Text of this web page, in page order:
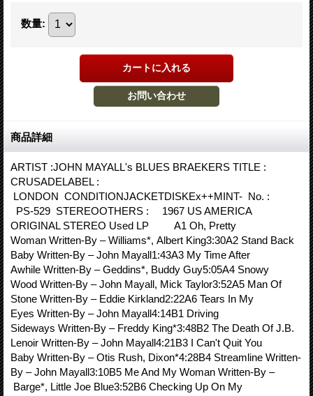
数量:
商品詳細
ARTIST :JOHN MAYALL's BLUES BRAEKERS TITLE :
CRUSADELABEL :
LONDON CONDITIONJACKETDISKEx++MINT- No. :
PS-529 STEREOOTHERS : 1967 US AMERICA
ORIGINAL STEREO Used LP A1 Oh, Pretty
Woman Written-By – Williams*, Albert King3:30A2 Stand Back
Baby Written-By – John Mayall1:43A3 My Time After
Awhile Written-By – Geddins*, Buddy Guy5:05A4 Snowy
Wood Written-By – John Mayall, Mick Taylor3:52A5 Man Of
Stone Written-By – Eddie Kirkland2:22A6 Tears In My
Eyes Written-By – John Mayall4:14B1 Driving
Sideways Written-By – Freddy King*3:48B2 The Death Of J.B.
Lenoir Written-By – John Mayall4:21B3 I Can't Quit You
Baby Written-By – Otis Rush, Dixon*4:28B4 Streamline Written-
By – John Mayall3:10B5 Me And My Woman Written-By –
Barge*, Little Joe Blue3:52B6 Checking Up On My